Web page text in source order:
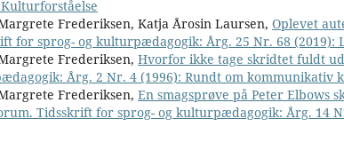
Frederiksen, Katja Årosin Laursen, Oplevet
for sprog- og kulturpædagogik: Årg. 25 Nr. 68
Frederiksen, Hvorfor ikke tage skridtet fuldt
Årg. 2 Nr. 4 (1996): Rundt om kommunikativ
Frederiksen, En smagsprøve på Peter Elbows
Tidsskrift for sprog- og kulturpædagogik: Årg. 14